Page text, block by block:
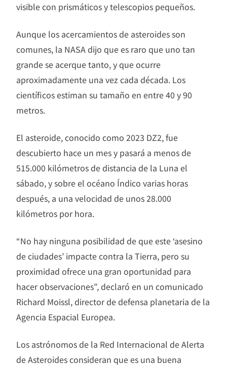
visible con prismáticos y telescopios pequeños.
Aunque los acercamientos de asteroides son
comunes, la NASA dijo que es raro que uno tan
grande se acerque tanto, y que ocurre
aproximadamente una vez cada década. Los
científicos estiman su tamaño en entre 40 y 90
metros.
El asteroide, conocido como 2023 DZ2, fue
descubierto hace un mes y pasará a menos de
515.000 kilómetros de distancia de la Luna el
sábado, y sobre el océano Índico varias horas
después, a una velocidad de unos 28.000
kilómetros por hora.
“No hay ninguna posibilidad de que este ‘asesino
de ciudades’ impacte contra la Tierra, pero su
proximidad ofrece una gran oportunidad para
hacer observaciones”, declaró en un comunicado
Richard Moissl, director de defensa planetaria de la
Agencia Espacial Europea.
Los astrónomos de la Red Internacional de Alerta
de Asteroides consideran que es una buena